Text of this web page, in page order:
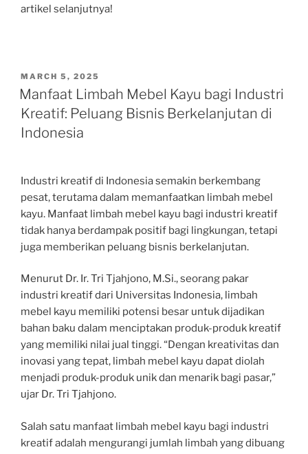
artikel selanjutnya!
POSTED
ON
MARCH 5, 2025
Manfaat Limbah Mebel Kayu bagi Industri
Kreatif: Peluang Bisnis Berkelanjutan di
Indonesia
Industri kreatif di Indonesia semakin berkembang
pesat, terutama dalam memanfaatkan limbah mebel
kayu. Manfaat limbah mebel kayu bagi industri kreatif
tidak hanya berdampak positif bagi lingkungan, tetapi
juga memberikan peluang bisnis berkelanjutan.
Menurut Dr. Ir. Tri Tjahjono, M.Si., seorang pakar
industri kreatif dari Universitas Indonesia, limbah
mebel kayu memiliki potensi besar untuk dijadikan
bahan baku dalam menciptakan produk-produk kreatif
yang memiliki nilai jual tinggi. “Dengan kreativitas dan
inovasi yang tepat, limbah mebel kayu dapat diolah
menjadi produk-produk unik dan menarik bagi pasar,”
ujar Dr. Tri Tjahjono.
Salah satu manfaat limbah mebel kayu bagi industri
kreatif adalah mengurangi jumlah limbah yang dibuang